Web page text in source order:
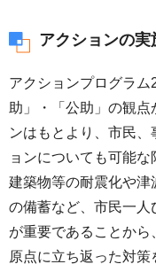
アクションの実
アクションプログラ
助」・「公助」の観
ンはもとより、市民
ョンについても可能な
建築物等の耐震化や
の備蓄など、市民一人
が重要であることか
原点に立ち返った対策